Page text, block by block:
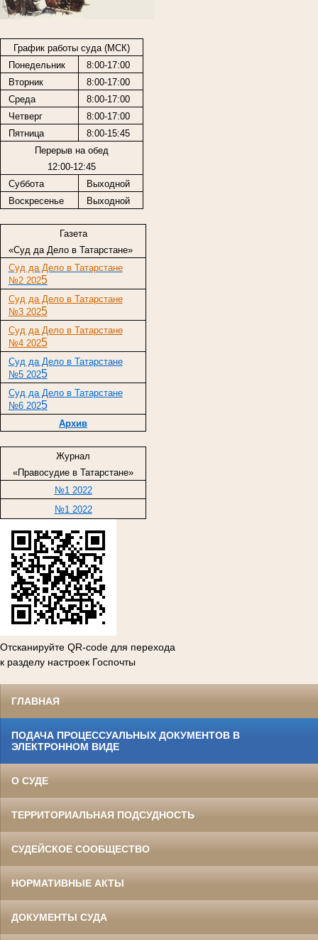
График работы суда (МСК)
Понедельник
8:00-17:00
Вторник
8:00-17:00
Среда
8:00-17:00
Четверг
8:00-17:00
Пятница
8:00-15:45
Перерыв на обед
12:00-12:45
Суббота
Выходной
Воскресенье
Выходной
Газета
«Суд да Дело в Татарстане»
Суд да Дело в Татарстане
№2 2025
Суд да Дело в Татарстане
№3 2025
Суд да Дело в Татарстане
№4 2025
Суд да Дело в Татарстане
№5 2025
Суд да Дело в Татарстане
№6 2025
Архив
Журнал
«Правосудие в Татарстане»
№1 2022
№1 2022
Отсканируйте QR-code для перехода
к разделу настроек Госпочты
ГЛАВНАЯ
ПОДАЧА ПРОЦЕССУАЛЬНЫХ ДОКУМЕНТОВ В
ЭЛЕКТРОННОМ ВИДЕ
О СУДЕ
ТЕРРИТОРИАЛЬНАЯ ПОДСУДНОСТЬ
СУДЕЙСКОЕ СООБЩЕСТВО
НОРМАТИВНЫЕ АКТЫ
ДОКУМЕНТЫ СУДА